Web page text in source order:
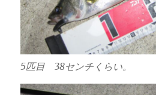
5匹目 38センチくらい。